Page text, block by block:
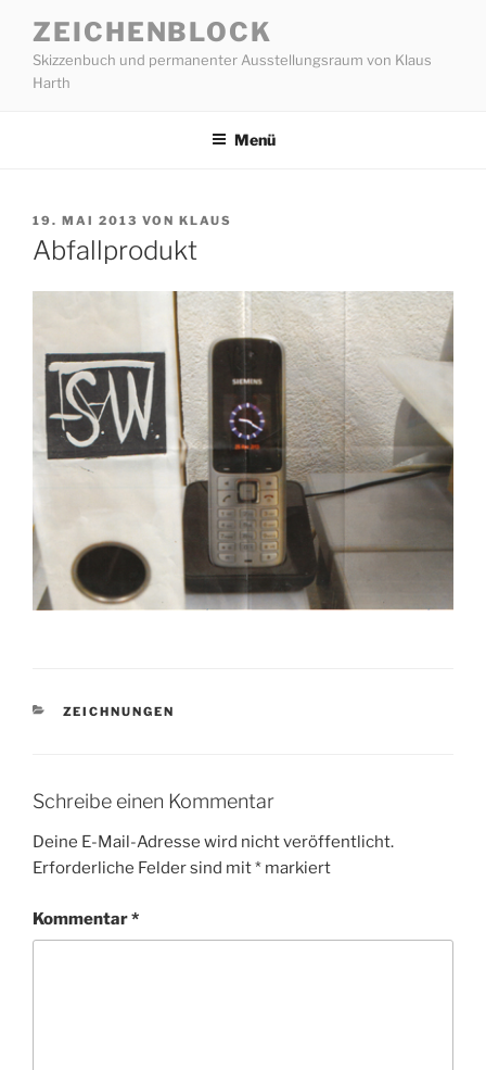
Inhalt
springen
ZEICHENBLOCK
Skizzenbuch und permanenter Ausstellungsraum von Klaus
Harth
Menü
VERÖFFENTLICHT
AM
19. MAI 2013 VON KLAUS
Abfallprodukt
KATEGORIEN
ZEICHNUNGEN
Schreibe einen Kommentar
Deine E-Mail-Adresse wird nicht veröffentlicht.
Erforderliche Felder sind mit* markiert
Kommentar*